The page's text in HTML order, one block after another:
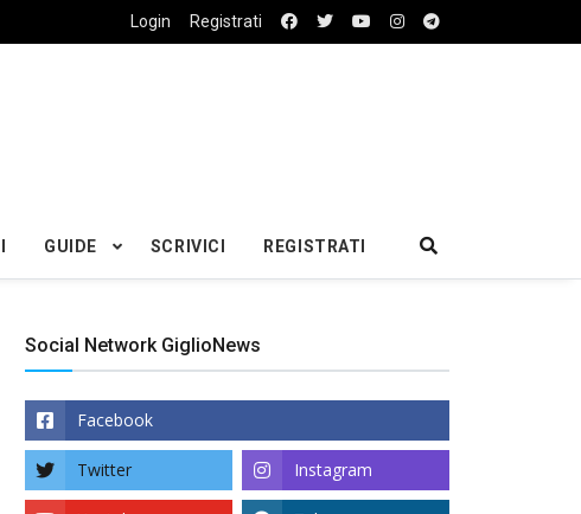
Login Registrati
GUIDE SCRIVICI REGISTRATI
Social Network GiglioNews
Facebook
Twitter Instagram